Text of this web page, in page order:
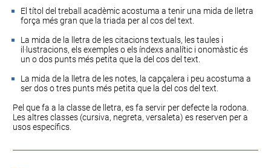
El títol del treball acadèmic acostuma a tenir una mida de lletra
força més gran que la triada per al cos del text.
La mida de la lletra de lescitacions textuals, lestaules i
il·lustracions, els exemples o els índexsanalític ionomàsticés
un o dos punts més petita que la del cos del text.
La mida de la lletra de les notes, lacapçalera i peu acostuma a
ser dos o tres punts més petita que la del cos del text.
Pel que fa a la classe de lletra, es fa servir per defecte la rodona.
Les altres classes (cursiva, negreta,versaleta) es reserven per a
usos específics.